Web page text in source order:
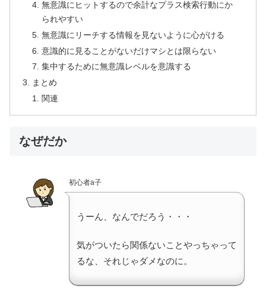
無意識にヒットするので余計なプラス検索行動にか
られやすい
無意識にリーチする情報を見ないように心がける
意識的に見ることがないだけマシとは限らない
集中するために無意識レベルを意識する
まとめ
関連
なぜだか
初心者a子
うーん、なんでだろう・・・
気がついたら関係ないことやっちゃって
るな、それじゃダメなのに。